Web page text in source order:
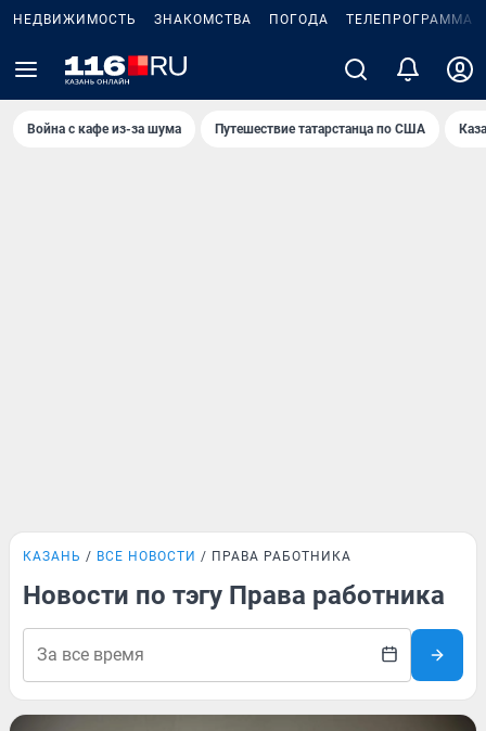
НЕДВИЖИМОСТЬ ЗНАКОМСТВА ПОГОДА ТЕЛЕПРОГРАММА
Война с кафе из-за шума Путешествие татарстанца по США
КАЗАНЬ ВСЕ НОВОСТИ ПРАВА РАБОТНИКА
Новости по тэгу Права работника